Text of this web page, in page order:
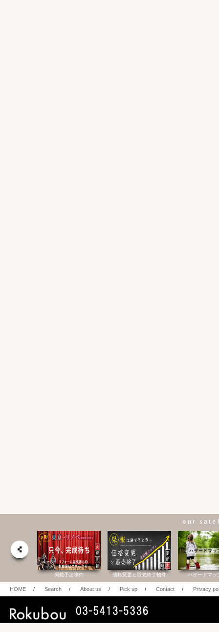
掲載予定物件 価格変更と販売終了物件 ハザードマッ
HOME / Search / About us / Pick up / Contact / Privacy